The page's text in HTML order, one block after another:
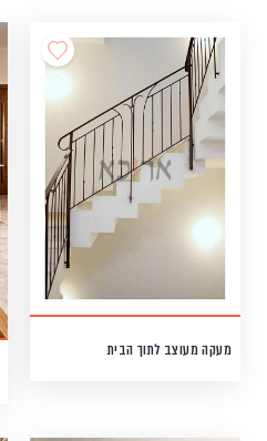
מעקה מעוצב לתוך הבית